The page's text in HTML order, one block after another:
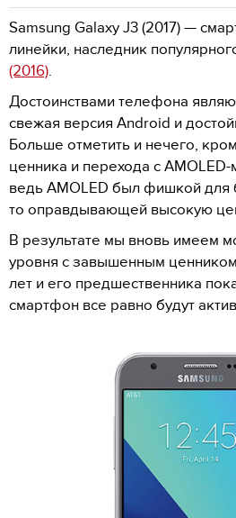
Samsung Galaxy J3 (2017) —
линейки, наследник
(2016).
Достоинствами телефона
свежая версия Android и
Больше отметить и нечего,
ценника и перехода с
ведь AMOLED был фишкой для
то оправдывающей высокую
В результате мы вновь имеем
уровня с завышенным
лет и его предшественника
смартфон все равно будут